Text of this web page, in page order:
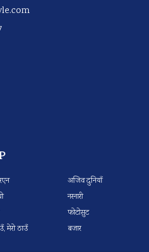
मेरो ठाउँ
अजिव दुनियाँ
नरनारी
फोटोसुट
बजार